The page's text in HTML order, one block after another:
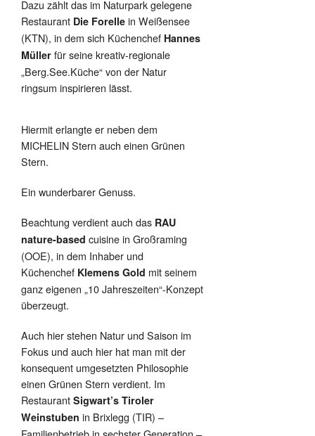
Dazu zählt das im Naturpark gelegene
Restaurant Die Forelle in Weißensee
(KTN), in dem sich Küchenchef Hannes
Müller für seine kreativ-regionale
„Berg.See.Küche“ von der Natur
ringsum inspirieren lässt.
Hiermit erlangte er neben dem
MICHELIN Stern auch einen Grünen
Stern.
Ein wunderbarer Genuss.
Beachtung verdient auch das RAU
nature-based cuisine in Großraming
(OOE), in dem Inhaber und
Küchenchef Klemens Gold mit seinem
ganz eigenen „10 Jahreszeiten“-Konzept
überzeugt.
Auch hier stehen Natur und Saison im
Fokus und auch hier hat man mit der
konsequent umgesetzten Philosophie
einen Grünen Stern verdient. Im
Restaurant Sigwart’s Tiroler
Weinstuben in Brixlegg (TIR) –